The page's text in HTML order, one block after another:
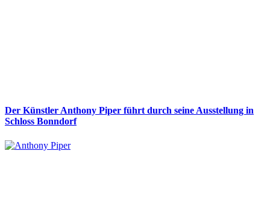
Der Künstler Anthony Piper führt durch seine Ausstellung in
Schloss Bonndorf